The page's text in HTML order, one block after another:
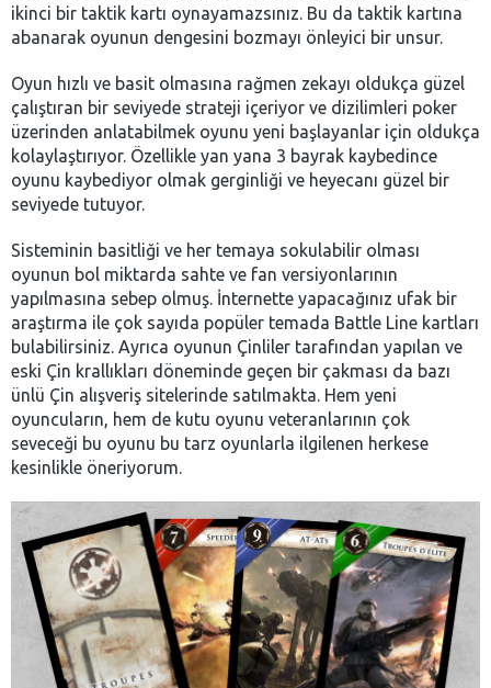
ikinci bir taktik kartı oynayamazsınız. Bu da taktik kartına
abanarak oyunun dengesini bozmayı önleyici bir unsur.
Oyun hızlı ve basit olmasına rağmen zekayı oldukça güzel
çalıştıran bir seviyede strateji içeriyor ve dizilimleri poker
üzerinden anlatabilmek oyunu yeni başlayanlar için oldukça
kolaylaştırıyor. Özellikle yan yana 3 bayrak kaybedince
oyunu kaybediyor olmak gerginliği ve heyecanı güzel bir
seviyede tutuyor.
Sisteminin basitliği ve her temaya sokulabilir olması
oyunun bol miktarda sahte ve fan versiyonlarının
yapılmasına sebep olmuş. İnternette yapacağınız ufak bir
araştırma ile çok sayıda popüler temada Battle Line kartları
bulabilirsiniz. Ayrıca oyunun Çinliler tarafından yapılan ve
eski Çin krallıkları döneminde geçen bir çakması da bazı
ünlü Çin alışveriş sitelerinde satılmakta. Hem yeni
oyuncuların, hem de kutu oyunu veteranlarının çok
seveceği bu oyunu bu tarz oyunlarla ilgilenen herkese
kesinlikle öneriyorum.